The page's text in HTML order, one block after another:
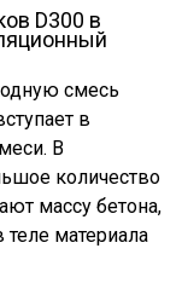
смесь
в
В
количество
массу бетона,
материала